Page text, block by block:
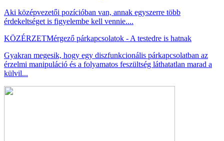
Aki középvezetői pozícióban van, annak egyszerre több
érdekeltséget is figyelembe kell vennie....
KÖZÉRZETMérgező párkapcsolatok - A testedre is hatnak
Gyakran megesik, hogy egy diszfunkcionális párkapcsolatban az
érzelmi manipuláció és a folyamatos feszültség láthatatlan marad a
külvil...